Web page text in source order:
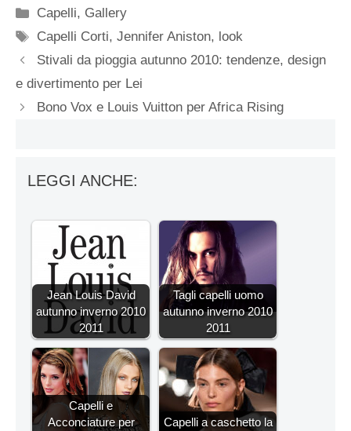
Categorie
Capelli, Gallery
Tag
Capelli Corti,Jennifer Aniston, look
Stivali da pioggia autunno 2010: tendenze, design
e divertimento per Lei
Bono Vox e Louis Vuitton per Africa Rising
LEGGI ANCHE:
Jean Louis David
autunno inverno 2010
2011
Tagli capelli uomo
autunno inverno 2010
2011
Capelli e
Acconciature per
Capelli a caschetto la